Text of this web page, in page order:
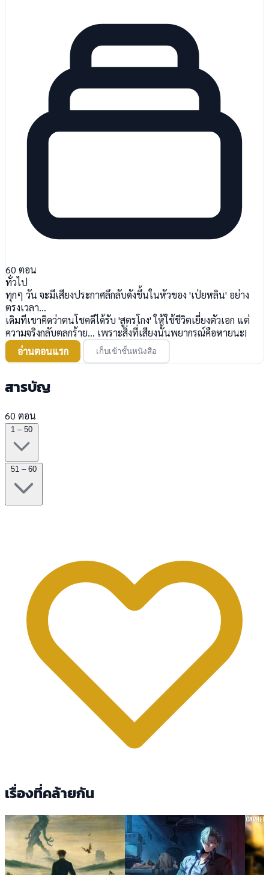
60 ตอน
ทั่วไป
ทุกๆ วัน จะมีเสียงประกาศลึกลับดังขึ้นในหัวของ 'เป่ยหลิน' อย่าง
ตรงเวลา...
​เดิมทีเขาคิดว่าตนโชคดีได้รับ 'สูตรโกง' ให้ใช้ชีวิตเยี่ยงตัวเอก แต่
ความจริงกลับตลกร้าย... เพราะสิ่งที่เสียงนั้นพยากรณ์คือหายนะ!
อ่านตอนแรก
เก็บเข้าชั้นหนังสือ
สารบัญ
60 ตอน
1 – 50
51 – 60
เรื่องที่คล้ายกัน